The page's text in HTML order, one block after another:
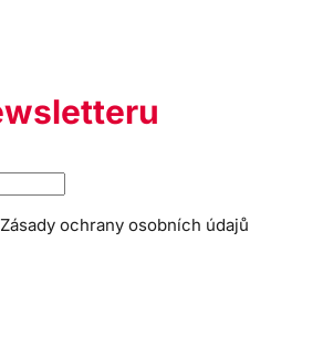
Zásady ochrany osobních údajů